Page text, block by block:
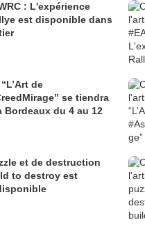
est disponible dans
de
se tiendra
Bordeaux du 4 au 12
et de destruction
to destroy est